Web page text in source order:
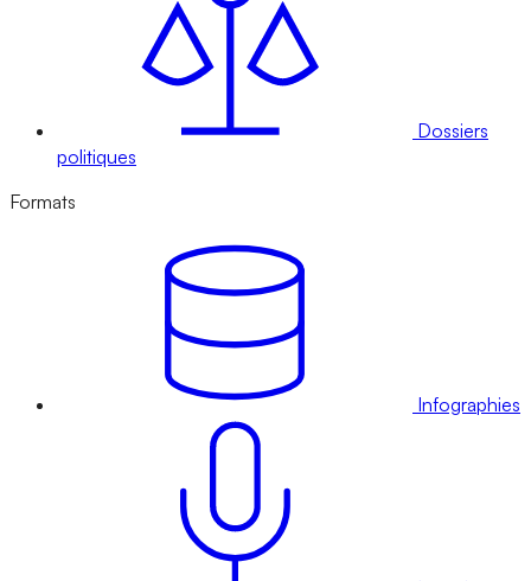
Dossiers
politiques
Formats
Infographies